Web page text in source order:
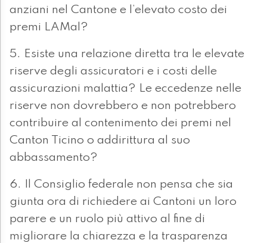
anziani nel Cantone e l’elevato costo dei
premi LAMal?
5. Esiste una relazione diretta tra le elevate
riserve degli assicuratori e i costi delle
assicurazioni malattia? Le eccedenze nelle
riserve non dovrebbero e non potrebbero
contribuire al contenimento dei premi nel
Canton Ticino o addirittura al suo
abbassamento?
6. Il Consiglio federale non pensa che sia
giunta ora di richiedere ai Cantoni un loro
parere e un ruolo più attivo al fine di
migliorare la chiarezza e la trasparenza